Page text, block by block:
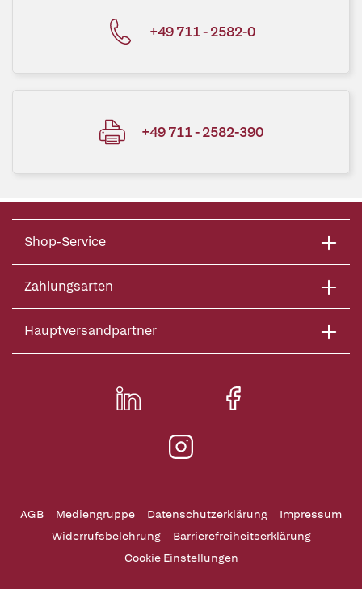
+49 711 - 2582-0
+49 711 - 2582-390
Shop-Service
Zahlungsarten
Hauptversandpartner
AGB Mediengruppe Datenschutzerklärung
Impressum
Widerrufsbelehrung
Barrierefreiheitserklärung
Cookie Einstellungen